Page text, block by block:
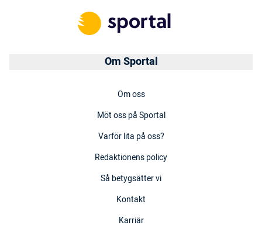
Om Sportal
Om oss
Möt oss på Sportal
Varför lita på oss?
Redaktionens policy
Så betygsätter vi
Kontakt
Karriär